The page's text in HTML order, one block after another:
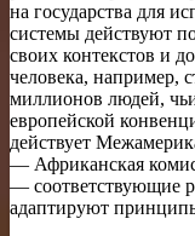
на государства для
системы действуют
своих контекстов и
человека, например,
миллионов людей,
европейской
действует
— Африканская
— соответствующие
адаптируют